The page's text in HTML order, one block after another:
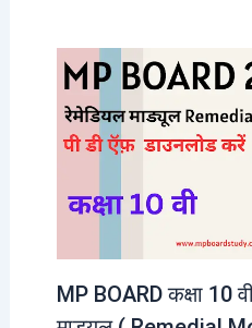
MP BOARD कक्षा 10